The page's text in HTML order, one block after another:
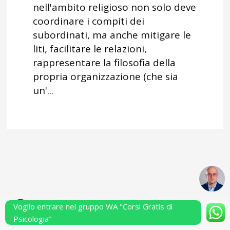
nell'ambito religioso non solo deve
coordinare i compiti dei
subordinati, ma anche mitigare le
liti, facilitare le relazioni,
rappresentare la filosofia della
propria organizzazione (che sia
un'...
Powered by Performarsi S.a.s.
Voglio entrare nel gruppo WA "Corsi Gratis di
Psicologia"